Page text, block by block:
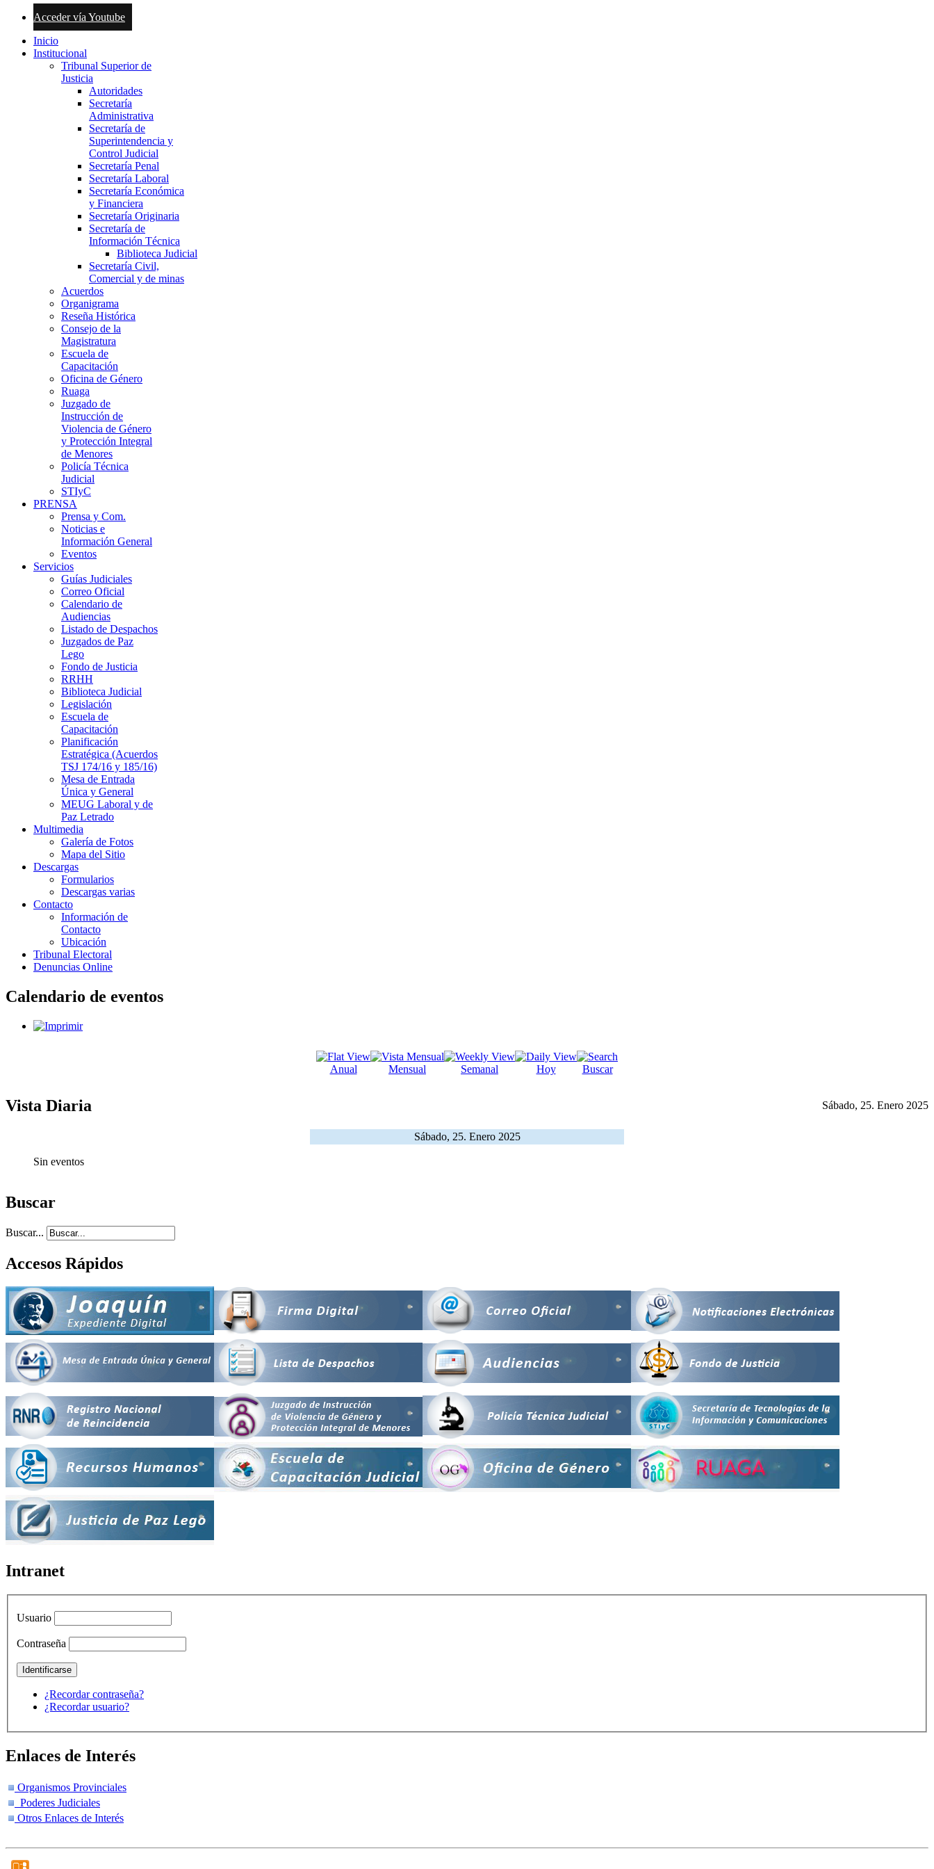
Acceder vía Youtube
Inicio
Institucional
Tribunal Superior de
Justicia
Autoridades
Secretaría
Administrativa
Secretaría de
Superintendencia y
Control Judicial
Secretaría Penal
Secretaría Laboral
Secretaría Económica
y Financiera
Secretaría Originaria
Secretaría de
Información Técnica
Biblioteca Judicial
Secretaría Civil,
Comercial y de minas
Acuerdos
Organigrama
Reseña Histórica
Consejo de la
Magistratura
Escuela de
Capacitación
Oficina de Género
Ruaga
Juzgado de
Instrucción de
Violencia de Género
y Protección Integral
de Menores
Policía Técnica
Judicial
STIyC
PRENSA
Prensa y Com.
Noticias e
Información General
Eventos
Servicios
Guías Judiciales
Correo Oficial
Calendario de
Audiencias
Listado de Despachos
Juzgados de Paz
Lego
Fondo de Justicia
RRHH
Biblioteca Judicial
Legislación
Escuela de
Capacitación
Planificación
Estratégica (Acuerdos
TSJ 174/16 y 185/16)
Mesa de Entrada
Única y General
MEUG Laboral y de
Paz Letrado
Multimedia
Galería de Fotos
Mapa del Sitio
Descargas
Formularios
Descargas varias
Contacto
Información de
Contacto
Ubicación
Tribunal Electoral
Denuncias Online
Calendario de eventos
Anual Mensual Semanal Hoy Buscar
Vista Diaria Sábado, 25. Enero 2025
Sábado, 25. Enero 2025
Sin eventos
Buscar
Buscar...
Accesos Rápidos
Intranet
Usuario
Contraseña
¿Recordar contraseña?
¿Recordar usuario?
Enlaces de Interés
Organismos Provinciales
Poderes Judiciales
Otros Enlaces de Interés